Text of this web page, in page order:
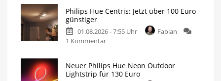
Philips Hue Centris: Jetzt über 100 Euro
günstiger
01.08.2026 - 7:55 Uhr
Fabian
1 Kommentar
Neuer Philips Hue Neon Outdoor
Lightstrip für 130 Euro